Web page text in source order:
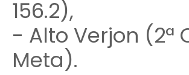
156.2),
- Alto Verjon (2ª
Meta).